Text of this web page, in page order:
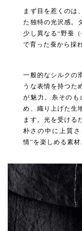
まず目を惹くのは
た独特の光沢感。
少し異なる“野蚕
で育った蚕から採
一般的なシルクの
うな表情を持つた
が魅力。糸その
め、織り上げた生
ます。光を受ける
朴さの中に上質
情”を楽しめる素材